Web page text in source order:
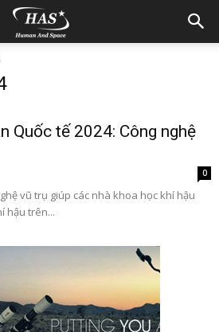
Quốc tế 2024: Công nghệ
0
vũ trụ giúp các nhà khoa học khí hậu
hậu trên...